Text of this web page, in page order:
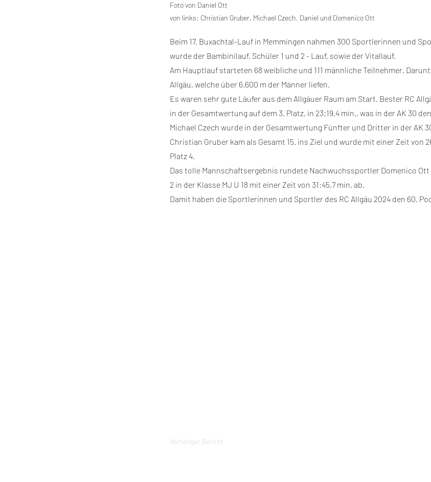
Foto von Daniel Ott
von links: Christian Gruber, Michael Czech, Daniel und Domenico Ott
Beim 17. Buxachtal-Lauf in Memmingen nahmen 300 Sportlerinnen und
wurde der Bambinilauf, Schüler 1 und 2 - Lauf, sowie der Vitallauf.
Am Hauptlauf starteten 68 weibliche und 111 männliche Teilnehmer.
Allgäu, welche über 6.600 m der Männer liefen.
Es waren sehr gute Läufer aus dem Allgäuer Raum am Start. Bester RC
in der Gesamtwertung auf dem 3. Platz, in 23:19,4 min., was in der AK 30
Michael Czech wurde in der Gesamtwertung Fünfter und Dritter in der AK
Christian Gruber kam als Gesamt 15. ins Ziel und wurde mit einer Zeit von
Platz 4.
Das tolle Mannschaftsergebnis rundete Nachwuchssportler Domenico Ott
2 in der Klasse MJ U 18 mit einer Zeit von 31:45,7 min. ab.
Damit haben die Sportlerinnen und Sportler des RC Allgäu 2024 den 60.
Vorheriger Bericht